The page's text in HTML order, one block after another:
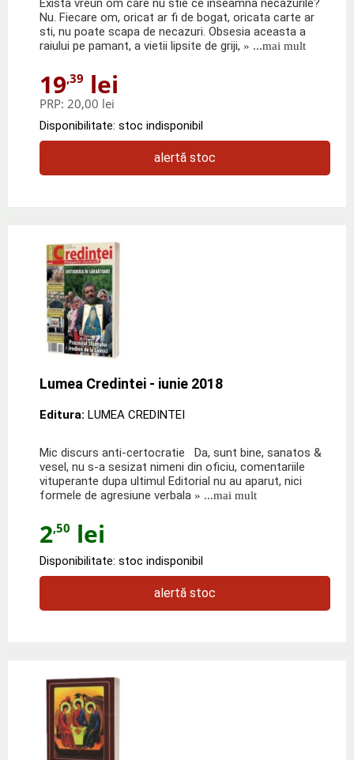
Nu. Fiecare om, oricat ar fi de bogat, oricata carte ar
sti, nu poate scapa de necazuri. Obsesia aceasta a
raiului pe pamant, a vietii lipsite de griji, » ...mai mult
19,39 lei
PRP: 20,00 lei
Disponibilitate: stoc indisponibil
alertă stoc
Lumea Credintei - iunie 2018
Editura: LUMEA CREDINTEI
Mic discurs anti‑certocratie Da, sunt bine, sanatos &
vesel, nu s‑a sesizat nimeni din oficiu, comentariile
vituperante dupa ultimul Editorial nu au aparut, nici
formele de agresiune verbala » ...mai mult
2,50 lei
Disponibilitate: stoc indisponibil
alertă stoc